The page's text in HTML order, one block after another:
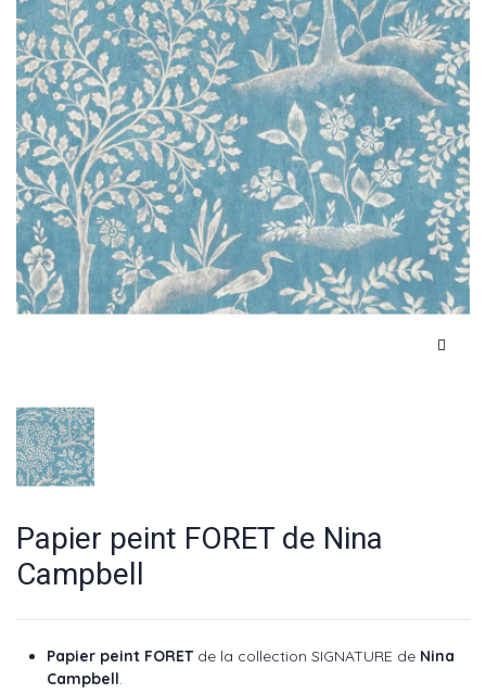
Papier peint FORET de Nina
Campbell
Papier peint FORET de la collection SIGNATURE de Nina
Campbell